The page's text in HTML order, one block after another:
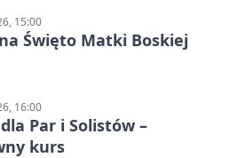
15:00
Święto Matki Boskiej
16:00
Par i Solistów –
kurs